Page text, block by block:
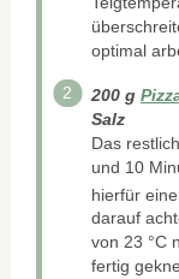
optimal
200 g
Salz
Das
und 10
hierfür eine
darauf
von 23 °C
fertig